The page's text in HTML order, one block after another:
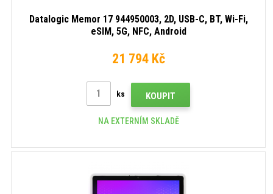
Datalogic Memor 17 944950003, 2D, USB-C, BT, Wi-Fi,
eSIM, 5G, NFC, Android
21 794 Kč
ks KOUPIT
NA EXTERNÍM SKLADĚ